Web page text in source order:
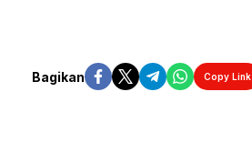
Bagikan Copy Link